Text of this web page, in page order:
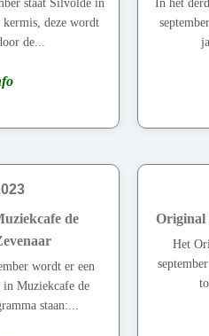
staat Silvolde in
deze wordt
de...
In het
de
wordt er een
in Muziekcafe de
staan:...
Original
Het